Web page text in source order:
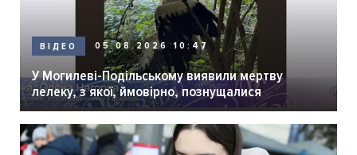
ВІДЕО 05.08.2026 10:47
У Могилеві-Подільському виявили мертву
лелеку, з якої, ймовірно, познущалися